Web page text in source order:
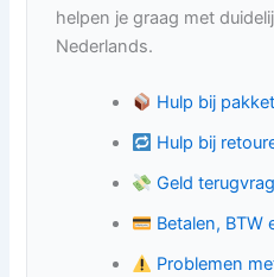
helpen je graag met
Nederlands.
Hulp bij
Hulp bij
Geld
Betalen, BTW
Problemen